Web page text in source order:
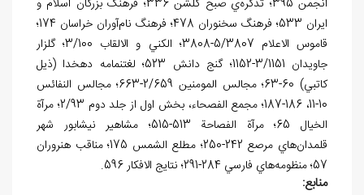
انجمن 395؛ تذکره‌ي صبح گلشن 336؛ فرهنگ بزرگان اسلام و
ايران 533؛ فرهنگ سخنوران 478؛ فرهنگ نام‌‌آوران خراسان 174؛
قاموس الاعلام 5/3807-3808؛ الکني و الالقاب 3/100؛ گلزار
جاويدان 3/1151-1152؛ گنج دانش 523؛ لغتنمامه دهخدا (ذيل
کاتبي) 60-63؛ مجالس المومنين 2/659-663؛ مجالس النفائس
10-11، 186-187؛ مجمع الفصحاء، بخش اول از جلد دوم 2/93؛ مرآة
الخيال 65؛ مرآ‌ة الفصاحة 513-515؛ مشاهير نيشابور شهر
قلمدان‌هاي مرصع 242-250؛ مطلع الشمس 175؛ مناقب هنروران
57؛ منظومه‌هاي فارسي 284-291؛ نتايج الافکار 596.
منابع: